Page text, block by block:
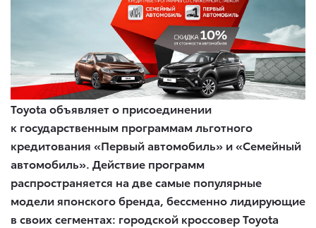
Toyota объявляет о присоединении
к государственным программам льготного
кредитования «Первый автомобиль» и «Семейный
автомобиль». Действие программ
распространяется на две самые популярные
модели японского бренда, бессменно лидирующие
в своих сегментах: городской кроссовер Toyota